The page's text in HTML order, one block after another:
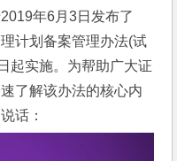
年6月3日发布了
计划备案管理办法(试
起实施。为帮助广大证
了解该办法的核心内
话：